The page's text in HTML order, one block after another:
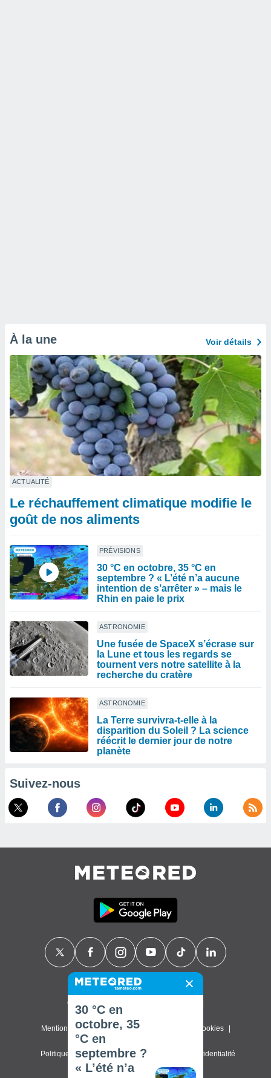
À la une Voir détails
ACTUALITÉ
Le réchauffement climatique modifie le
goût de nos aliments
PRÉVISIONS
30 °C en octobre, 35 °C en
septembre ? « L’été n’a aucune
intention de s’arrêter » – mais le
Rhin en paie le prix
ASTRONOMIE
Une fusée de SpaceX s’écrase sur
la Lune et tous les regards se
tournent vers notre satellite à la
recherche du cratère
ASTRONOMIE
La Terre survivra-t-elle à la
disparition du Soleil ? La science
réécrit le dernier jour de notre
planète
Suivez-nous
Contact
Mentions légales & Conditions d'utilisation Cookies
Politique de confidentialité Paramètres de confidentialité
30 °C en
octobre, 35
°C en
septembre ?
« L’été n’a